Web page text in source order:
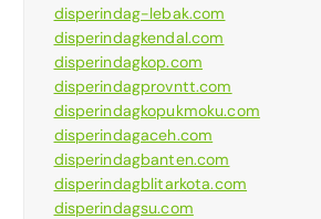
disperindag-lebak.com
disperindagkendal.com
disperindagkop.com
disperindagprovntt.com
disperindagkopukmoku.com
disperindagaceh.com
disperindagbanten.com
disperindagblitarkota.com
disperindagsu.com